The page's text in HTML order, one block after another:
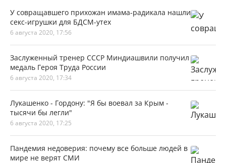
У совращавшего прихожан имама-радикала нашли
секс-игрушки для БДСМ-утех
6 августа 2020, 17:56
Заслуженный тренер СССР Миндиашвили получил
медаль Героя Труда России
6 августа 2020, 17:34
Лукашенко - Гордону: "Я бы воевал за Крым -
тысячи бы легли"
6 августа 2020, 17:25
Пандемия недоверия: почему все больше людей в
мире не верят СМИ